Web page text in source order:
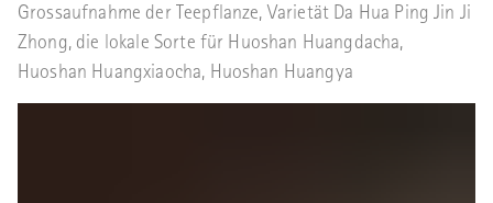
Grossaufnahme der Teepflanze, Varietät Da Hua Ping Jin Ji
Zhong, die lokale Sorte für Huoshan Huangdacha,
Huoshan Huangxiaocha, Huoshan Huangya